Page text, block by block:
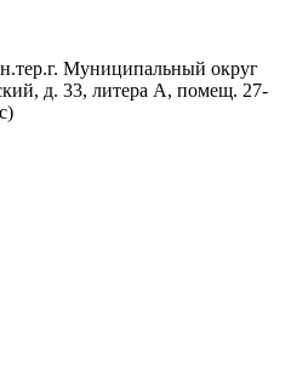
Муниципальный округ
д. 33, литера А, помещ. 27-